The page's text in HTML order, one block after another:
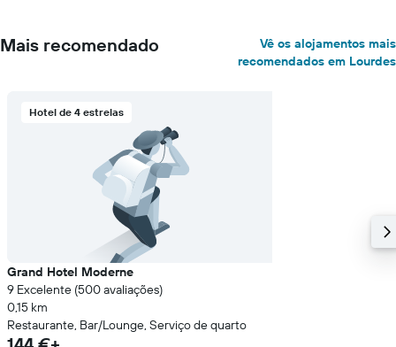
Mais recomendado
Vê os alojamentos mais
recomendados em Lourdes
Hotel de 4 estrelas
Grand Hotel Moderne
9 Excelente (500 avaliações)
0,15 km
Restaurante, Bar/Lounge, Serviço de quarto